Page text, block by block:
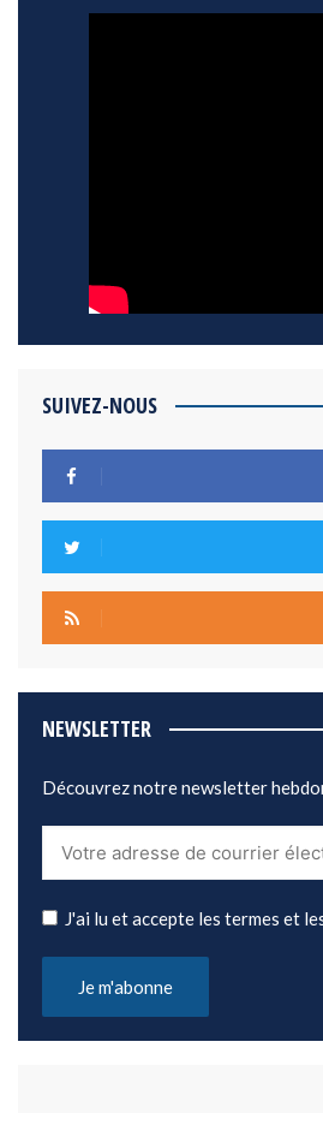
SUIVEZ-NOUS
NEWSLETTER
Découvrez notre newsletter
J'ai lu et accepte les termes et